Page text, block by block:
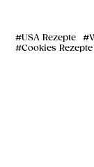
USA Rezepte
Cookies Rezepte